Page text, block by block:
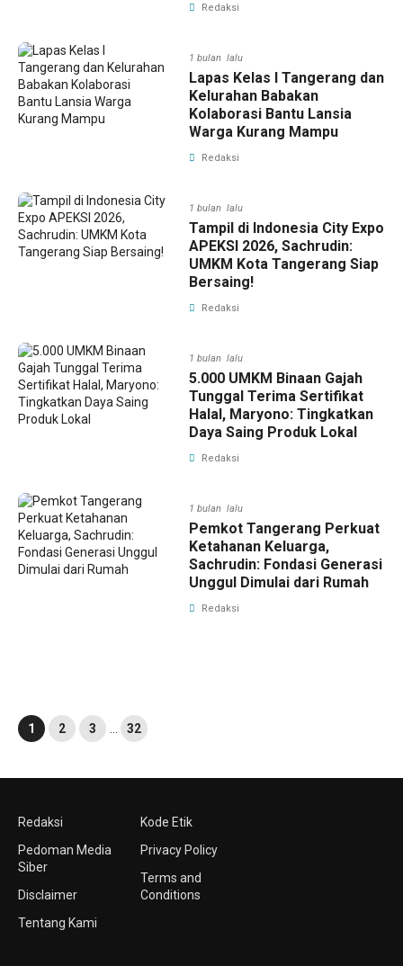
Redaksi
1 bulan lalu
Lapas Kelas I Tangerang dan
Kelurahan Babakan
Kolaborasi Bantu Lansia
Warga Kurang Mampu
Redaksi
1 bulan lalu
Tampil di Indonesia City Expo
APEKSI 2026, Sachrudin:
UMKM Kota Tangerang Siap
Bersaing!
Redaksi
1 bulan lalu
5.000 UMKM Binaan Gajah
Tunggal Terima Sertifikat
Halal, Maryono: Tingkatkan
Daya Saing Produk Lokal
Redaksi
1 bulan lalu
Pemkot Tangerang Perkuat
Ketahanan Keluarga,
Sachrudin: Fondasi Generasi
Unggul Dimulai dari Rumah
Redaksi
1 2 3 32
Redaksi
Pedoman Media
Siber
Disclaimer
Tentang Kami
Kode Etik
Privacy Policy
Terms and
Conditions